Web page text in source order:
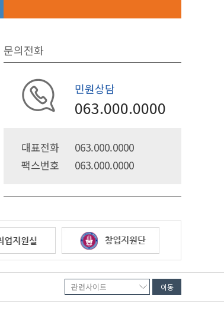
문의전화
민원상담
063.000.0000
대표전화
063.000.0000
팩스번호
063.000.0000